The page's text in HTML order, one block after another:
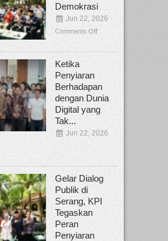
Demokrasi
Jun 22, 2026
Comments Off
Ketika
Penyiaran
Berhadapan
dengan Dunia
Digital yang
Tak...
Jun 22, 2026
Gelar Dialog
Publik di
Serang, KPI
Tegaskan
Peran
Penyiaran